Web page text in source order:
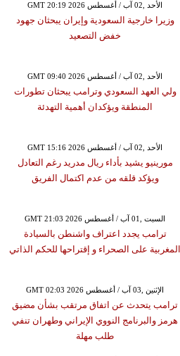
GMT 20:19 2026 الأحد ,02 آب / أغسطس
وزيرا خارجية السعودية وإيران يبحثان جهود
خفض التصعيد
GMT 09:40 2026 الأحد ,02 آب / أغسطس
ولي العهد السعودي وترامب يبحثان تطورات
المنطقة ويؤكدان أهمية التهدئة
GMT 15:16 2026 الأحد ,02 آب / أغسطس
مورينيو يشيد بأداء ريال مدريد رغم التعادل
ويؤكد قلقه من عدم اكتمال الفريق
GMT 21:03 2026 السبت ,01 آب / أغسطس
ترامب يجدد اعتراف واشنطن بالسيادة
المغربية على الصحراء و إقتراحها للحكم الذاتي
GMT 02:03 2026 الإثنين ,03 آب / أغسطس
ترامب يتحدث عن اتفاق مرتقب بشأن مضيق
هرمز والبرنامج النووي الإيراني وطهران تنفي
طلب مهلة